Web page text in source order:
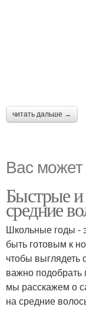
читать дальше →
Вас может
Быстрые и
средние
Школьные годы -
быть готовым к
чтобы выглядеть
важно подобрать
мы расскажем о
на средние